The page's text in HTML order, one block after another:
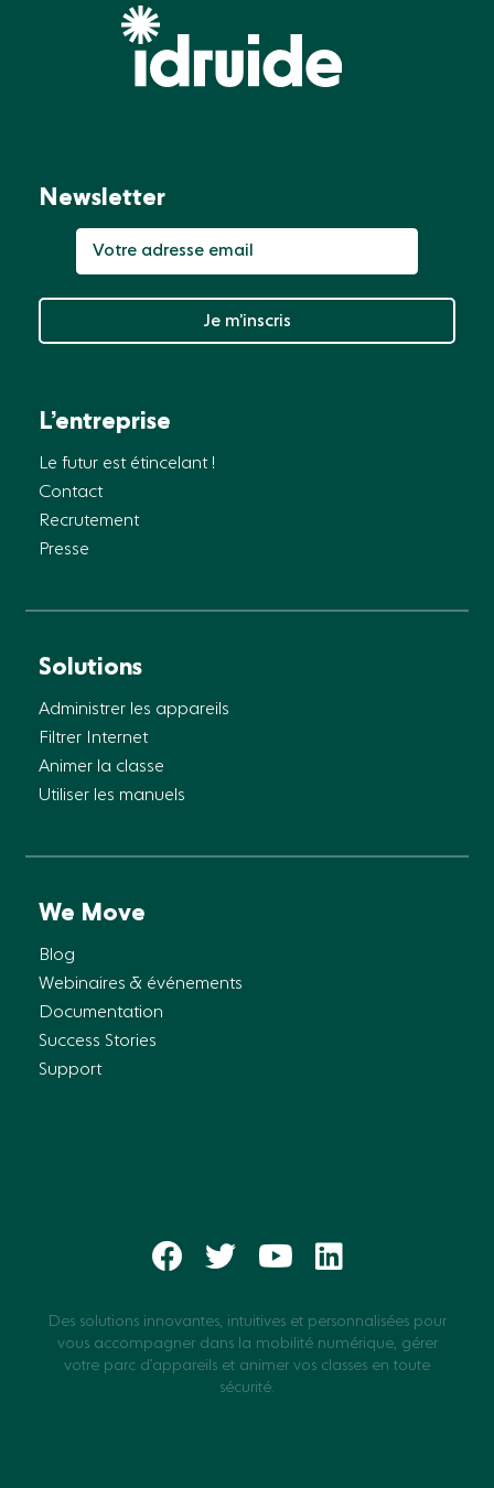
L’entreprise
Le futur est étincelant !
Contact
Recrutement
Presse
Solutions
Administrer les appareils
Filtrer Internet
Animer la classe
Utiliser les manuels
We Move
Blog
Webinaires & événements
Documentation
Success Stories
Support
Newsletter
Je m’inscris
Des solutions innovantes, intuitives et personnalisées pour
vous accompagner dans la mobilité numérique, gérer
votre parc d’appareils et animer vos classes en toute
sécurité.